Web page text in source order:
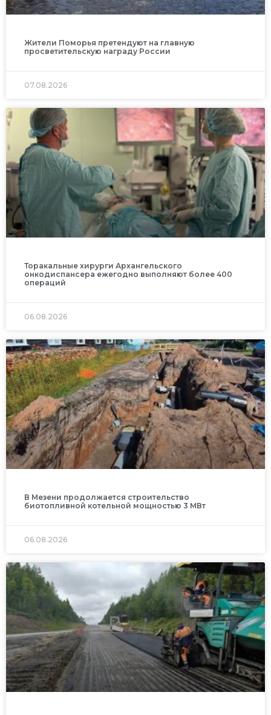
Жители Поморья претендуют на главную
просветительскую награду России
07.08.2026
Торакальные хирурги Архангельского
онкодиспансера ежегодно выполняют более 400
операций
06.08.2026
В Мезени продолжается строительство
биотопливной котельной мощностью 3 МВт
06.08.2026